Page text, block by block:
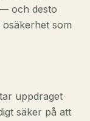
och desto
som
uppdraget
säker på att